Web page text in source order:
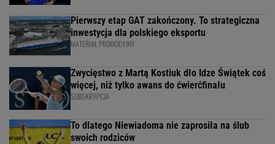
Pierwszy etap GAT zakończony. To strategiczna
inwestycja dla polskiego eksportu
MATERIAŁ PROMOCYJNY
Zwycięstwo z Martą Kostiuk dło Idze Świątek coś
więcej, niż tylko awans do ćwierćfinału
SUBSKRYPCJA
To dlatego Niewiadoma nie zaprosiła na ślub
swoich rodziców